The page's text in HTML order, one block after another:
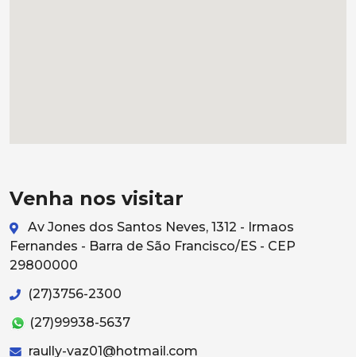
Venha nos visitar
Av Jones dos Santos Neves, 1312 - Irmaos
Fernandes - Barra de São Francisco/ES - CEP
29800000
(27)3756-2300
(27)99938-5637
raully-vaz01@hotmail.com